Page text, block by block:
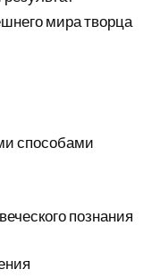
мира творца
способами
познания